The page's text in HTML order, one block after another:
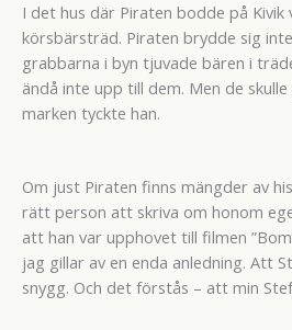
I det hus där Piraten bodde på
körsbärsträd. Piraten brydde sig
grabbarna i byn tjuvade bären i
ändå inte upp till dem. Men de
marken tyckte han.
Om just Piraten finns mängder av
rätt person att skriva om honom
att han var upphovet till filmen
jag gillar av en enda anledning. Att
snygg. Och det förstås – att min